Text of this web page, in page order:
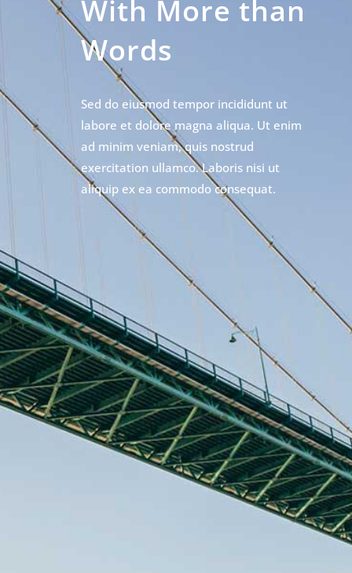
With More than
Words
Sed do eiusmod tempor incididunt ut
labore et dolore magna aliqua. Ut enim
ad minim veniam, quis nostrud
exercitation ullamco. Laboris nisi ut
aliquip ex ea commodo consequat.